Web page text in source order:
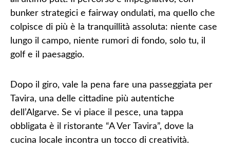
bunker strategici e fairway ondulati, ma quello che
colpisce di più è la tranquillità assoluta: niente case
lungo il campo, niente rumori di fondo, solo tu, il
golf e il paesaggio.
Dopo il giro, vale la pena fare una passeggiata per
Tavira, una delle cittadine più autentiche
dell’Algarve. Se vi piace il pesce, una tappa
obbligata è il ristorante “A Ver Tavira”, dove la
cucina locale incontra un tocco di creatività.